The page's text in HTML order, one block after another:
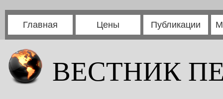
Главная Цены Публикации
ВЕСТНИК